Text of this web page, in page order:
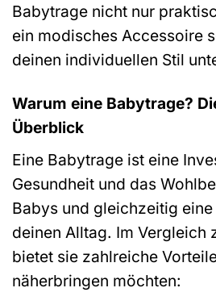
Babytrage nicht nur
ein modisches Accessoire
deinen individuellen Stil
Warum eine Babytrage?
Überblick
Eine Babytrage ist eine
Gesundheit und das
Babys und gleichzeitig
deinen Alltag. Im Vergleich
bietet sie zahlreiche
näherbringen möchten: